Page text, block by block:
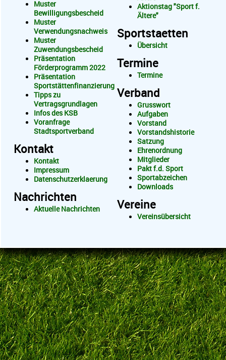
Muster
Bewilligungsbescheid
Muster
Verwendungsnachweis
Muster
Zuwendungsbescheid
Präsentation
Förderprogramm 2022
Präsentation
Sportstättenfinanzierung
Tipps zu
Vertragsgrundlagen
Infos des KSB
Voranfrage
Stadtsportverband
Kontakt
Kontakt
Impressum
Datenschutzerklaerung
Nachrichten
Aktuelle Nachrichten
Aktionstag "Sport f.
Ältere"
Sportstaetten
Übersicht
Termine
Termine
Verband
Grusswort
Aufgaben
Vorstand
Vorstandshistorie
Satzung
Ehrenordnung
Mitglieder
Pakt f.d. Sport
Sportabzeichen
Downloads
Vereine
Vereinsübersicht